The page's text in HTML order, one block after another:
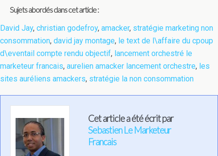
Sujets abordés dans cet article :
David Jay, christian godefroy, amacker, stratégie marketing non
consommation, david jay montage, le text de l\affaire du cpoup
d\eventail compte rendu objectif, lancement orchestré le
marketeur francais, aurelien amacker lancement orchestre, les
sites auréliens amackers, stratégie la non consommation
Cet article a été écrit par
Sebastien Le Marketeur
Francais